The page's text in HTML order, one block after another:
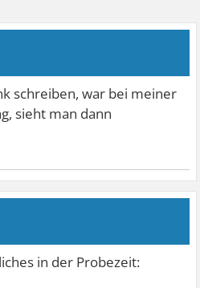
schreiben, war bei meiner
sieht man dann
in der Probezeit: